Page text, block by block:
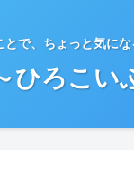
で、ちょっと気にな
ひろこい